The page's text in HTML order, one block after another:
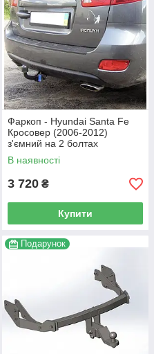
Фаркоп - Hyundai Santa Fe
Кросовер (2006-2012)
з'ємний на 2 болтах
В наявності
3 720 ₴
Купити
Подарунок